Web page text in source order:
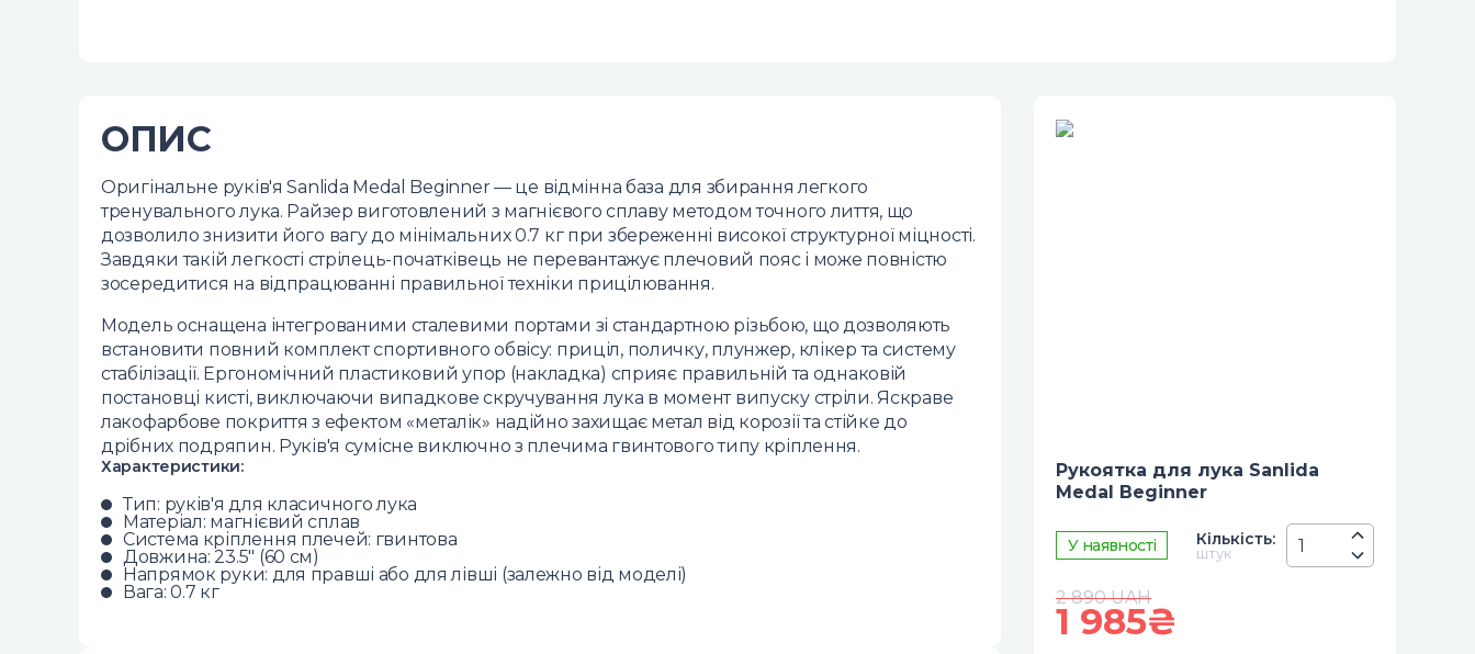
ОПИС
Оригінальне руків'я Sanlida Medal Beginner — це відмінна база для збирання легкого
тренувального лука. Райзер виготовлений з магнієвого сплаву методом точного лиття, що
дозволило знизити його вагу до мінімальних 0.7 кг при збереженні високої структурної міцності.
Завдяки такій легкості стрілець-початківець не перевантажує плечовий пояс і може повністю
зосередитися на відпрацюванні правильної техніки прицілювання.
Модель оснащена інтегрованими сталевими портами зі стандартною різьбою, що дозволяють
встановити повний комплект спортивного обвісу: приціл, поличку, плунжер, клікер та систему
стабілізації. Ергономічний пластиковий упор (накладка) сприяє правильній та однаковій
постановці кисті, виключаючи випадкове скручування лука в момент випуску стріли. Яскраве
лакофарбове покриття з ефектом «металік» надійно захищає метал від корозії та стійке до
дрібних подряпин. Руків'я сумісне виключно з плечима гвинтового типу кріплення.
Характеристики:
Тип: руків'я для класичного лука
Матеріал: магнієвий сплав
Система кріплення плечей: гвинтова
Довжина: 23.5" (60 см)
Напрямок руки: для правші або для лівші (залежно від моделі)
Вага: 0.7 кг
Рукоятка для лука Sanlida
Medal Beginner
У наявності Кiлькiсть:
штук
2 890 UAH
1 985₴